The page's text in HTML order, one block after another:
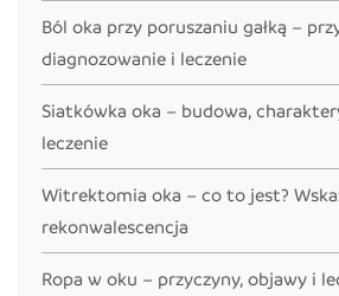
Ból oka przy poruszaniu gałką –
diagnozowanie i leczenie
Siatkówka oka – budowa,
leczenie
Witrektomia oka – co to jest?
rekonwalescencja
Ropa w oku – przyczyny, objawy i